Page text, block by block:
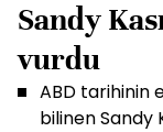
Sandy
vurdu
ABD tarihinin
bilinen Sandy